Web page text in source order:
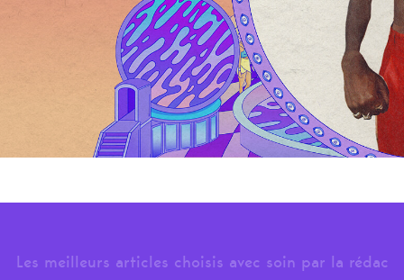
Les meilleurs articles choisis avec soin par la rédac